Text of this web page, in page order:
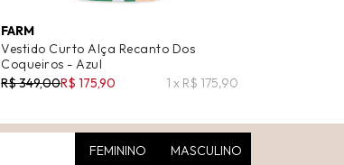
FARM
Vestido Curto Alça Recanto Dos
Coqueiros - Azul
R$ 349,00R$ 175,90 1 x R$ 175,90
FEMININO MASCULINO